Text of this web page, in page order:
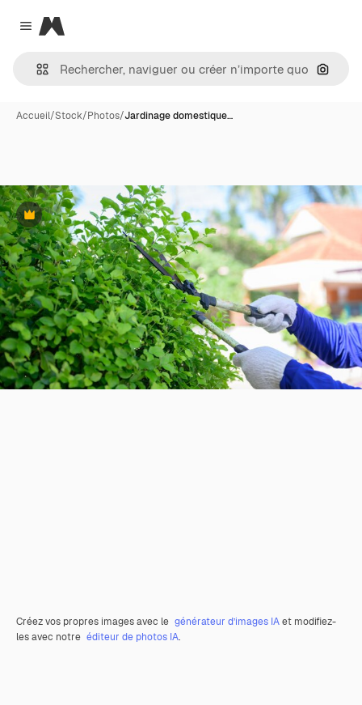
Close menu
Magnific
Accueil/Stock/Photos/Jardinage domestique…
Premium
Créez vos propres images avec le générateur d’images IAet modifiez-
les avec notre éditeur de photos IA.